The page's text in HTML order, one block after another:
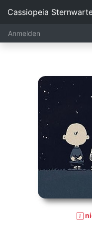
Cassiopeia
Anmelden